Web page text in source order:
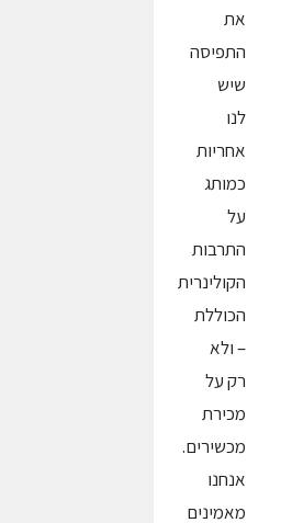
את
התפיסה
שיש
לנו
אחריות
כמותג
על
התרבות
הקולינרית
הכוללת
– ולא
רק על
מכירת
מכשירים.
אנחנו
מאמינים